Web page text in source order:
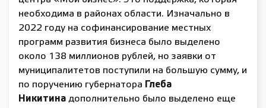
необходима в районах области. Изначально в
2022 году на софинансирование местных
программ развития бизнеса было выделено
около 138 миллионов рублей, но заявки от
муниципалитетов поступили на большую сумму, и
по поручению губернатора
Глеба
Никитина дополнительно было выделено еще